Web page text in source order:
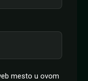
mesto u ovom